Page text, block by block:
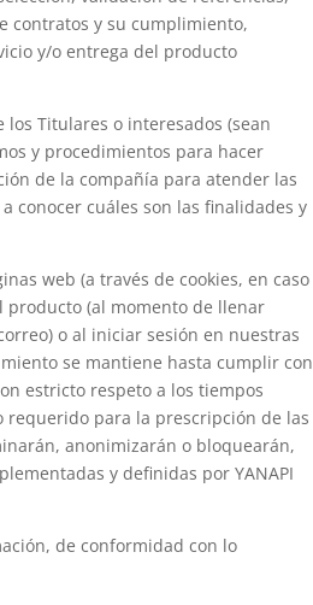
contratos y su cumplimiento,
y/o entrega del producto
Titulares o interesados (sean
y procedimientos para hacer
de la compañía para atender las
conocer cuáles son las finalidades y
web (a través de cookies, en caso
producto (al momento de llenar
o al iniciar sesión en nuestras
se mantiene hasta cumplir con
estricto respeto a los tiempos
requerido para la prescripción de las
anonimizarán o bloquearán,
y definidas por YANAPI
de conformidad con lo